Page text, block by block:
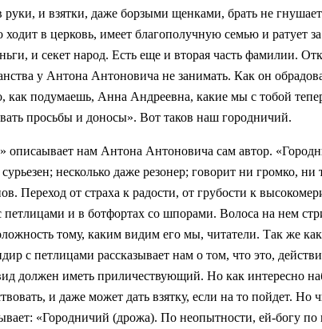
и взятки, даже борзыми щенками, брать не
в церковь, имеет благополучную семью и ратует
и секет народ. Есть еще и вторая часть фамилии.
у Антона Антоновича не занимать. Как он
подумаешь, Анна Андреевна, какие мы с тобой
просьбы и доносы». Вот таков наш городничий.
описаывает нам Антона Антоновича сам автор.
несколько даже резонер; говорит ни громко,
Переход от страха к радости, от грубости к
и в ботфортах со шпорами. Волоса на нем
тому, каким видим его мы, читатели. Так же
с петлицами рассказывает нам о том, что это,
должен иметь приличествующий. Но как интересно
и даже может дать взятку, если на то пойдет.
«Городничий (дрожа). По неопытности, ей-богу